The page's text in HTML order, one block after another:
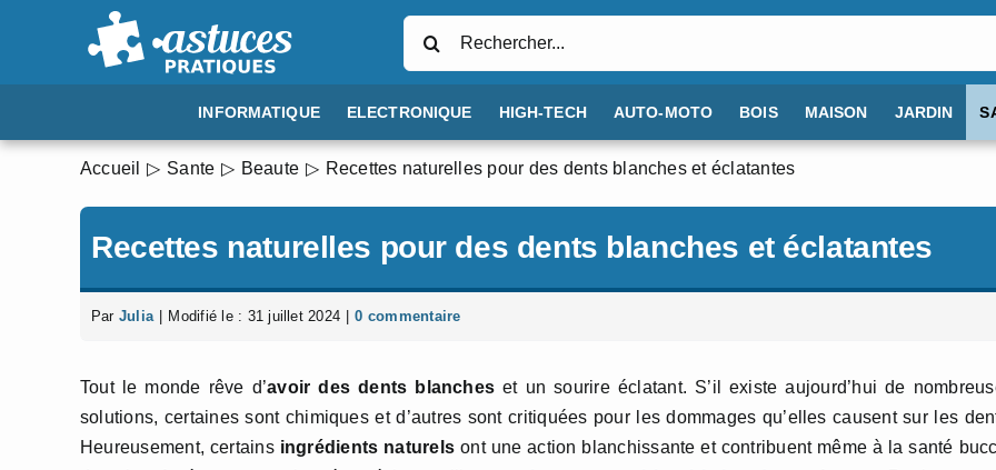
INFORMATIQUE ELECTRONIQUE HIGH-TECH AUTO-MOTO BOIS MAISON JARDIN
Accueil Sante Beaute Recettes naturelles pour des dents blanches et éclatantes
Recettes naturelles pour des dents blanches et éclatantes
Par Julia Modifié le : 31 juillet 2024 0 commentaire
Tout le monde rêve d’avoir des dents blanches et un sourire éclatant. S’il existe aujourd’hui de
solutions, certaines sont chimiques et d’autres sont critiquées pour les dommages qu’elles causent sur les
Heureusement, certains ingrédients naturels ont une action blanchissante et contribuent même à la santé